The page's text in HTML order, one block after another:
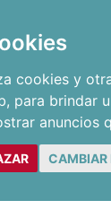
cookies y
, para brindar
anuncios
CAMBIAR